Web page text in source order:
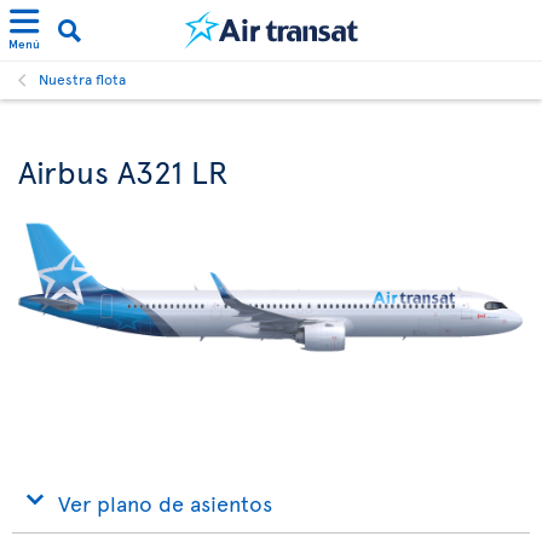
Menú
Nuestra flota
Airbus A321 LR
Ver plano de asientos